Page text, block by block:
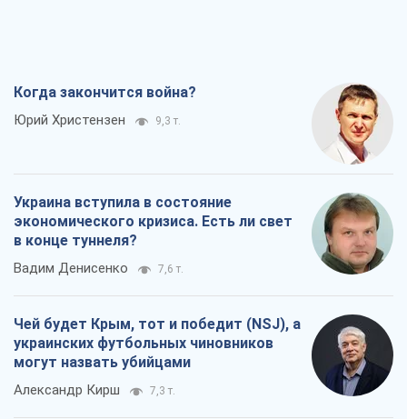
Когда закончится война?
Юрий Христензен 9,3 т.
Украина вступила в состояние
экономического кризиса. Есть ли свет
в конце туннеля?
Вадим Денисенко 7,6 т.
Чей будет Крым, тот и победит (NSJ), а
украинских футбольных чиновников
могут назвать убийцами
Александр Кирш 7,3 т.